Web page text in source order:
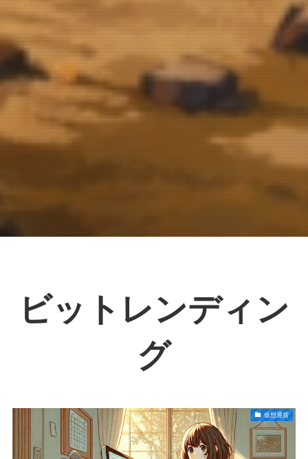
ビットレンディン
グ
仮想通貨